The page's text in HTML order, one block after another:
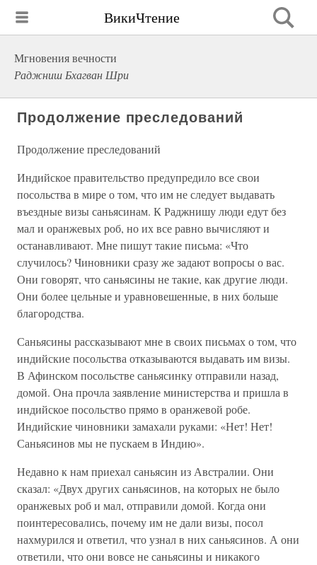
ВикиЧтение
Мгновения вечности
Раджниш Бхагван Шри
Продолжение преследований
Продолжение преследований
Индийское правительство предупредило все свои
посольства в мире о том, что им не следует выдавать
въездные визы саньясинам. К Раджнишу люди едут без
мал и оранжевых роб, но их все равно вычисляют и
останавливают. Мне пишут такие письма: «Что
случилось? Чиновники сразу же задают вопросы о вас.
Они говорят, что саньясины не такие, как другие люди.
Они более цельные и уравновешенные, в них больше
благородства.
Саньясины рассказывают мне в своих письмах о том, что
индийские посольства отказываются выдавать им визы.
В Афинском посольстве саньясинку отправили назад,
домой. Она прочла заявление министерства и пришла в
индийское посольство прямо в оранжевой робе.
Индийские чиновники замахали руками: «Нет! Нет!
Саньясинов мы не пускаем в Индию».
Недавно к нам приехал саньясин из Австралии. Они
сказал: «Двух других саньясинов, на которых не было
оранжевых роб и мал, отправили домой. Когда они
поинтересовались, почему им не дали визы, посол
нахмурился и ответил, что узнал в них саньясинов. А они
ответили, что они вовсе не саньясины и никакого